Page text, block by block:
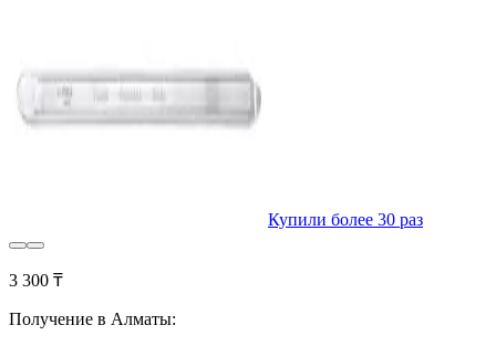
Купили более 30 раз
3 300 ₸
Получение в Алматы: